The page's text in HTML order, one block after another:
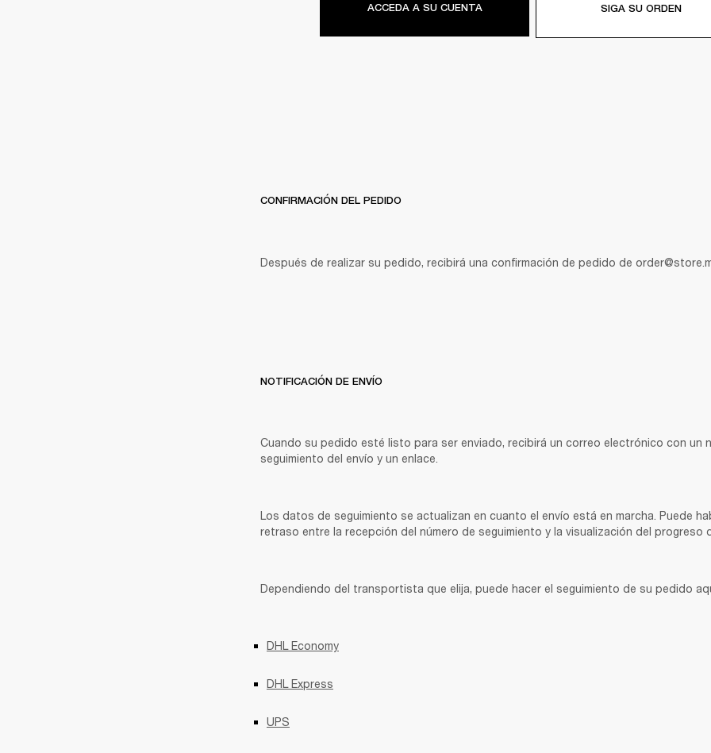
ACCEDA A SU CUENTA SIGA SU ORDEN
CONFIRMACIÓN DEL PEDIDO
Después de realizar su pedido, recibirá una confirmación de pedido de
NOTIFICACIÓN DE ENVÍO
Cuando su pedido esté listo para ser enviado, recibirá un correo electrónico con un
seguimiento del envío y un enlace.
Los datos de seguimiento se actualizan en cuanto el envío está en marcha. Puede
retraso entre la recepción del número de seguimiento y la visualización del progreso
Dependiendo del transportista que elija, puede hacer el seguimiento de su pedido
DHL Economy
DHL Express
UPS